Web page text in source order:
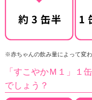
※赤ちゃんの飲み量によって変わ
「すこやかＭ１」１
でしょう？